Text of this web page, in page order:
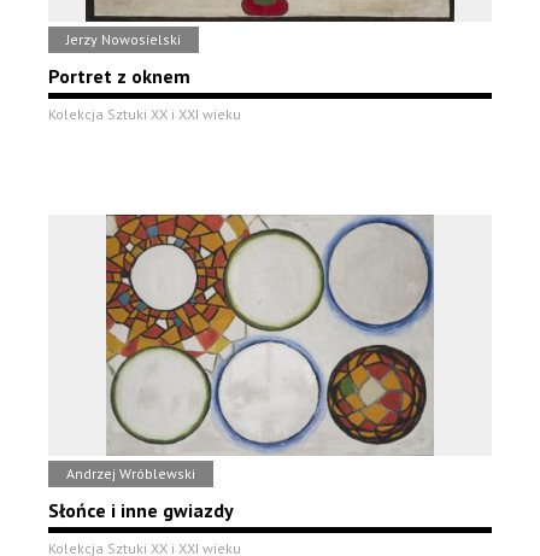
Jerzy Nowosielski
Portret z oknem
Kolekcja Sztuki XX i XXI wieku
Andrzej Wróblewski
Słońce i inne gwiazdy
Kolekcja Sztuki XX i XXI wieku